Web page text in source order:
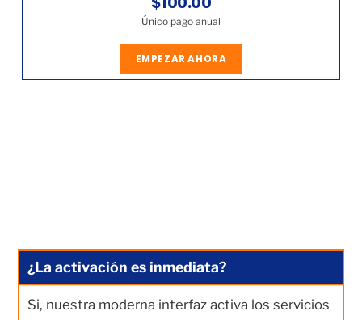
Único pago anual
EMPEZAR AHORA
¿La activación es inmediata?
Si, nuestra moderna interfaz activa los servicios